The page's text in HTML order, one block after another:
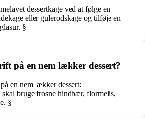
dessertkage ved at følge en
eller gulerodskage og tilføje en
§
på en nem lækker dessert?
en nem lækker dessert:
bruge frosne hindbær, flormelis,
§